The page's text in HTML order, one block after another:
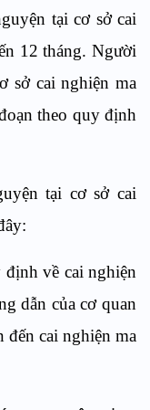
tại cơ sở cai
12 tháng. Người
sở cai nghiện ma
theo quy định
tại cơ sở cai
về cai nghiện
dẫn của cơ quan
cai nghiện ma